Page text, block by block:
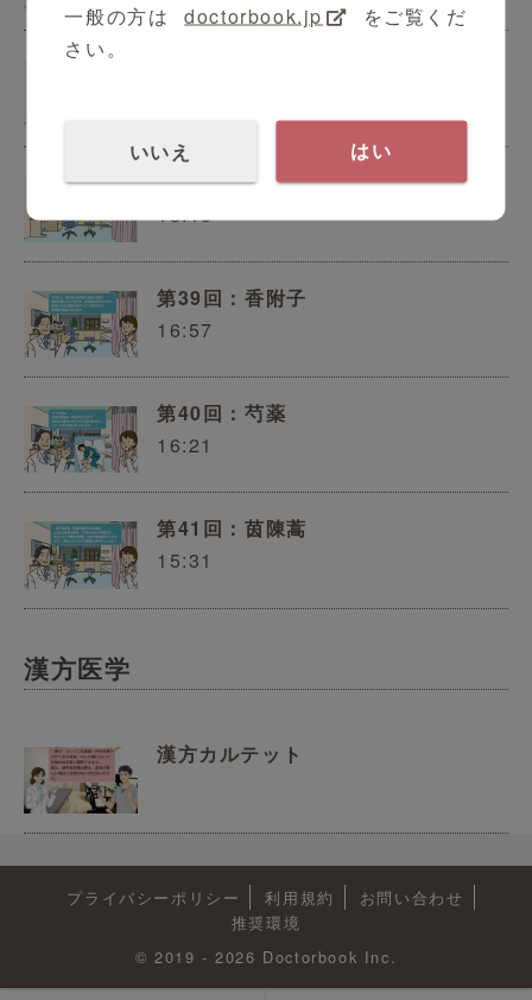
第38回：地黄
18:15
第39回：香附子
16:57
第40回：芍薬
16:21
第41回：茵陳蒿
15:31
漢方医学
漢方カルテット
プライバシーポリシー 利用規約
お問い合わせ
推奨環境
© 2019 - 2026 Doctorbook Inc.
一般の方は
doctorbook.jp
をご覧くだ
さい。
いいえ はい